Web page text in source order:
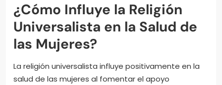
¿Cómo Influye la Religión
Universalista en la Salud de
las Mujeres?
La religión universalista influye positivamente en la
salud de las mujeres al fomentar el apoyo